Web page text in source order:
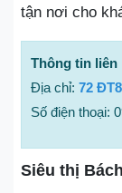
tận nơi cho
Thông tin liên
Địa chỉ: 72
Số điện thoại:
Siêu thị